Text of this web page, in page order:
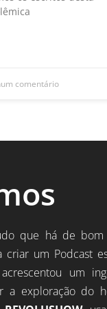
comentário
que há de
criar um Podcast
um
a exploração do